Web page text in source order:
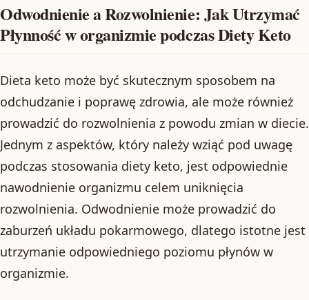
Odwodnienie a Rozwolnienie: Jak Utrzymać
Płynność w organizmie podczas Diety Keto
Dieta keto może być skutecznym sposobem na
odchudzanie i poprawę zdrowia, ale może również
prowadzić do rozwolnienia z powodu zmian w diecie.
Jednym z aspektów, który należy wziąć pod uwagę
podczas stosowania diety keto, jest odpowiednie
nawodnienie organizmu celem uniknięcia
rozwolnienia. Odwodnienie może prowadzić do
zaburzeń układu pokarmowego, dlatego istotne jest
utrzymanie odpowiedniego poziomu płynów w
organizmie.